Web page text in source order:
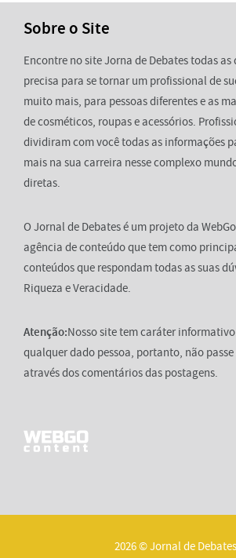
Sobre o Site
Encontre no site Jorna de Debates todas as
precisa para se tornar um profissional de
muito mais, para pessoas diferentes e as
de cosméticos, roupas e acessórios.
dividiram com você todas as informações
mais na sua carreira nesse complexo
diretas.
O Jornal de Debates é um projeto da
agência de conteúdo que tem como
conteúdos que respondam todas as suas
Riqueza e Veracidade.
Atenção:Nosso site tem caráter
qualquer dado pessoa, portanto, não
através dos comentários das postagens.
2026 © Jornal de Debates